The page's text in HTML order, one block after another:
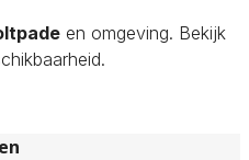
en omgeving. Bekijk